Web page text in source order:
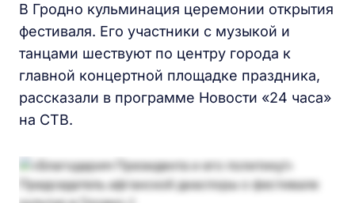
В Гродно кульминация церемонии открытия
фестиваля. Его участники с музыкой и
танцами шествуют по центру города к
главной концертной площадке праздника,
рассказали в программе Новости «24 часа»
на СТВ.